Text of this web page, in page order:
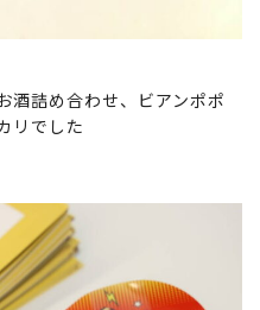
酒詰め合わせ、ビアンポポ
リでした